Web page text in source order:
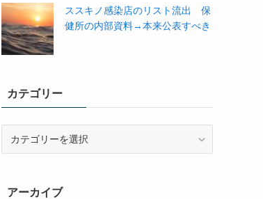
ススキノ感染店のリスト流出 保
健所の内部資料→本来公表すべき
カテゴリー
ーアーカイブ